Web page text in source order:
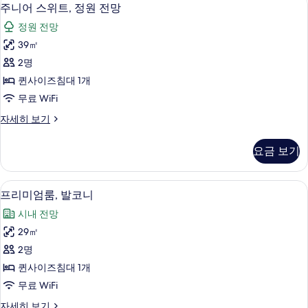
기
세
히
보
기
니
어
스
위
트,
정
원
망
사
진
모
두
보
기
10
주니어 스위트, 정원 전망
정원 전망
39㎡
2명
퀸사이즈침대 1개
무료 WiFi
자세히 보기
주
위
트,
정
전
망
세
히
보
기
요금 보기
프
리
미
엄
룸,
발
코
14
프리미엄룸, 발코니
시내 전망
29㎡
2명
퀸사이즈침대 1개
무료 WiFi
프